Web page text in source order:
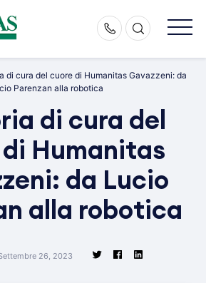
di cura del cuore di Humanitas Gavazzeni: da
Parenzan alla robotica
di cura del
Humanitas
da Lucio
alla robotica
26, 2023